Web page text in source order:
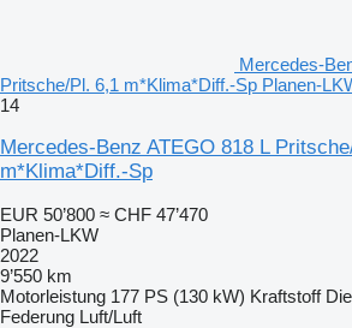
Mercedes-
Pritsche/Pl. 6,1 m*Klima*Diff.-Sp Planen-
14
Mercedes-Benz ATEGO 818 L
m*Klima*Diff.-Sp
EUR 50’800 ≈ CHF 47’470
Planen-LKW
2022
9’550 km
Motorleistung 177 PS (130 kW) Kraftstoff
Federung Luft/Luft